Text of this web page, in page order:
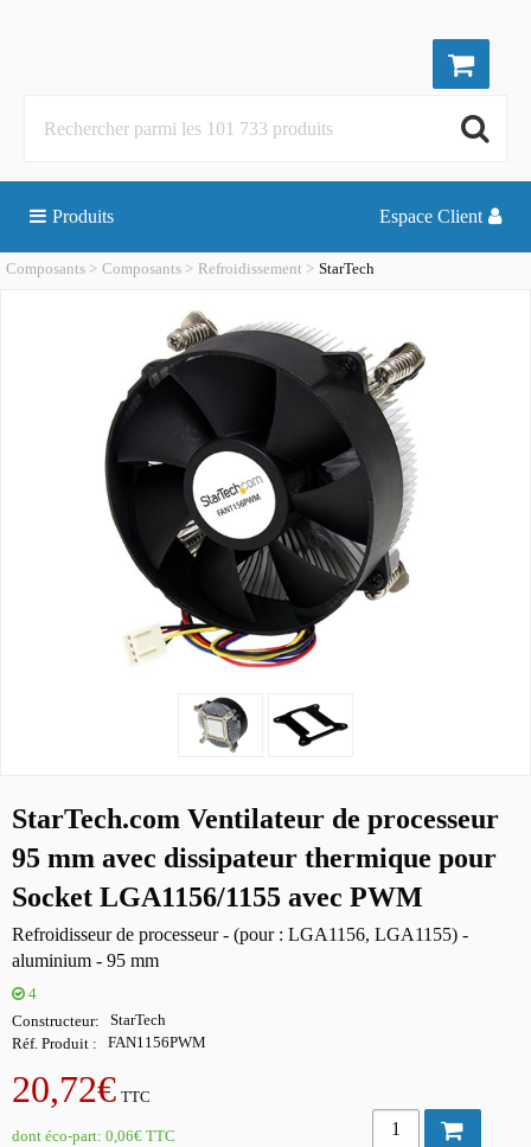
Produits Espace Client
Composants Composants Refroidissement StarTech
StarTech.com Ventilateur de processeur
95 mm avec dissipateur thermique pour
Socket LGA1156/1155 avec PWM
Refroidisseur de processeur - (pour : LGA1156, LGA1155) -
aluminium - 95 mm
4
Constructeur StarTech
Réf. Produit FAN1156PWM
20,72€ TTC
dont éco-part: 0,06€ TTC